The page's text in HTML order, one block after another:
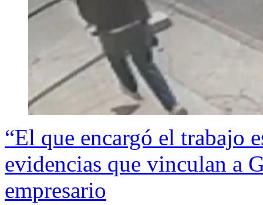
“El que encargó el trabajo
evidencias que vinculan a
empresario